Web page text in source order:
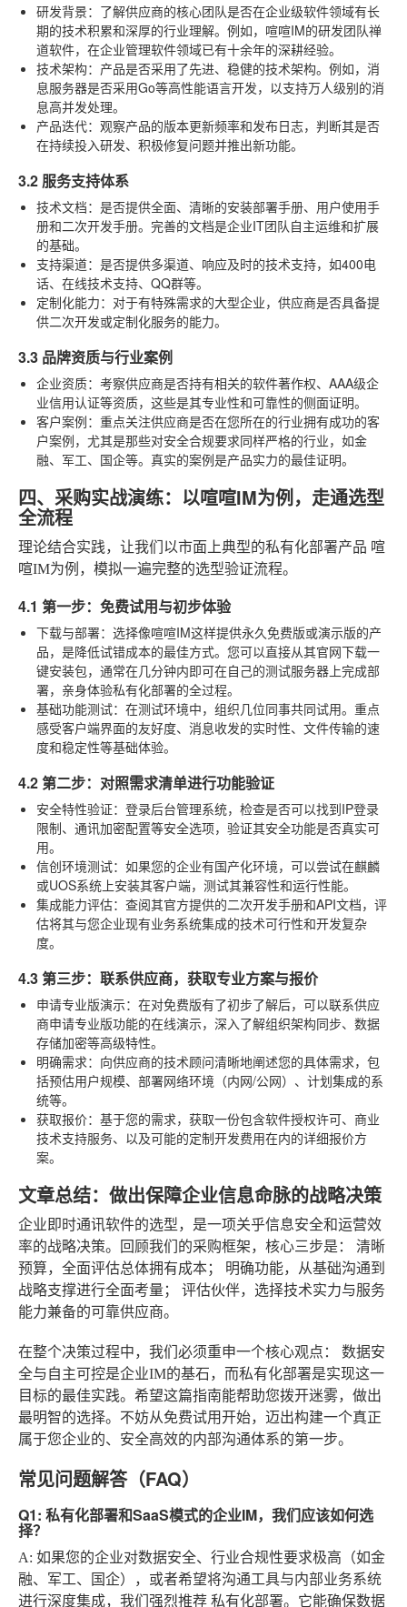
研发背景：了解供应商的核心团队是否在企业级软件领域有长
期的技术积累和深厚的行业理解。例如，喧喧IM的研发团队禅
道软件，在企业管理软件领域已有十余年的深耕经验。
技术架构：产品是否采用了先进、稳健的技术架构。例如，消
息服务器是否采用Go等高性能语言开发，以支持万人级别的消
息高并发处理。
产品迭代：观察产品的版本更新频率和发布日志，判断其是否
在持续投入研发、积极修复问题并推出新功能。
3.2 服务支持体系
技术文档：是否提供全面、清晰的安装部署手册、用户使用手
册和二次开发手册。完善的文档是企业IT团队自主运维和扩展
的基础。
支持渠道：是否提供多渠道、响应及时的技术支持，如400电
话、在线技术支持、QQ群等。
定制化能力：对于有特殊需求的大型企业，供应商是否具备提
供二次开发或定制化服务的能力。
3.3 品牌资质与行业案例
企业资质：考察供应商是否持有相关的软件著作权、AAA级企
业信用认证等资质，这些是其专业性和可靠性的侧面证明。
客户案例：重点关注供应商是否在您所在的行业拥有成功的客
户案例，尤其是那些对安全合规要求同样严格的行业，如金
融、军工、国企等。真实的案例是产品实力的最佳证明。
四、采购实战演练：以喧喧IM为例，走通选型
全流程
理论结合实践，让我们以市面上典型的私有化部署产品 喧
喧IM为例，模拟一遍完整的选型验证流程。
4.1 第一步：免费试用与初步体验
下载与部署：选择像喧喧IM这样提供永久免费版或演示版的产
品，是降低试错成本的最佳方式。您可以直接从其官网下载一
键安装包，通常在几分钟内即可在自己的测试服务器上完成部
署，亲身体验私有化部署的全过程。
基础功能测试：在测试环境中，组织几位同事共同试用。重点
感受客户端界面的友好度、消息收发的实时性、文件传输的速
度和稳定性等基础体验。
4.2 第二步：对照需求清单进行功能验证
安全特性验证：登录后台管理系统，检查是否可以找到IP登录
限制、通讯加密配置等安全选项，验证其安全功能是否真实可
用。
信创环境测试：如果您的企业有国产化环境，可以尝试在麒麟
或UOS系统上安装其客户端，测试其兼容性和运行性能。
集成能力评估：查阅其官方提供的二次开发手册和API文档，评
估将其与您企业现有业务系统集成的技术可行性和开发复杂
度。
4.3 第三步：联系供应商，获取专业方案与报价
申请专业版演示：在对免费版有了初步了解后，可以联系供应
商申请专业版功能的在线演示，深入了解组织架构同步、数据
存储加密等高级特性。
明确需求：向供应商的技术顾问清晰地阐述您的具体需求，包
括预估用户规模、部署网络环境（内网/公网）、计划集成的系
统等。
获取报价：基于您的需求，获取一份包含软件授权许可、商业
技术支持服务、以及可能的定制开发费用在内的详细报价方
案。
文章总结：做出保障企业信息命脉的战略决策
企业即时通讯软件的选型，是一项关乎信息安全和运营效
率的战略决策。回顾我们的采购框架，核心三步是： 清晰
预算，全面评估总体拥有成本； 明确功能，从基础沟通到
战略支撑进行全面考量； 评估伙伴，选择技术实力与服务
能力兼备的可靠供应商。
在整个决策过程中，我们必须重申一个核心观点： 数据安
全与自主可控是企业IM的基石，而私有化部署是实现这一
目标的最佳实践。希望这篇指南能帮助您拨开迷雾，做出
最明智的选择。不妨从免费试用开始，迈出构建一个真正
属于您企业的、安全高效的内部沟通体系的第一步。
常见问题解答（FAQ）
Q1: 私有化部署和SaaS模式的企业IM，我们应该如何选
择？
A: 如果您的企业对数据安全、行业合规性要求极高（如金
融、军工、国企），或者希望将沟通工具与内部业务系统
进行深度集成，我们强烈推荐 私有化部署。它能确保数据